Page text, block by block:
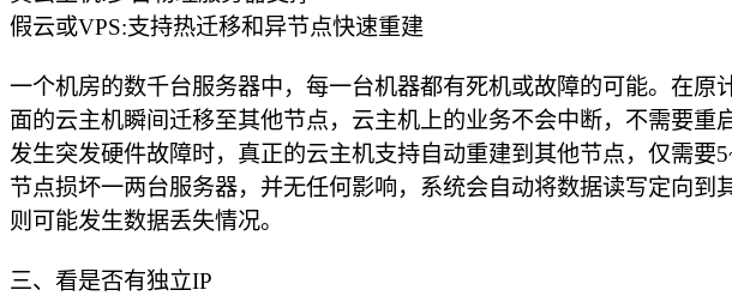
假云或VPS:支持热迁移和异节点快速重建
一个机房的数千台服务器中，每一台机器都有死机或故障的可能。在
面的云主机瞬间迁移至其他节点，云主机上的业务不会中断，不需要
发生突发硬件故障时，真正的云主机支持自动重建到其他节点，仅需
节点损坏一两台服务器，并无任何影响，系统会自动将数据读写定向
则可能发生数据丢失情况。
三、看是否有独立IP